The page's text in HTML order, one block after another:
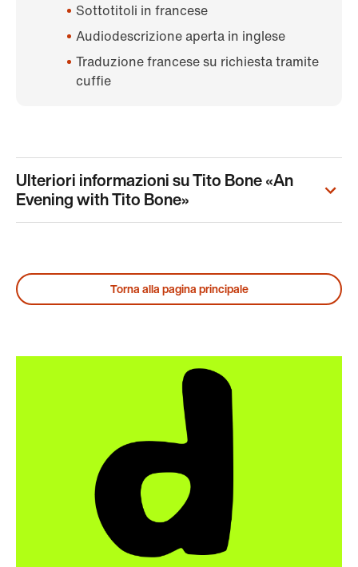
Sottotitoli in francese
Audiodescrizione aperta in inglese
Traduzione francese su richiesta tramite
cuffie
Ulteriori informazioni su Tito Bone «An
Evening with Tito Bone»
Torna alla pagina principale